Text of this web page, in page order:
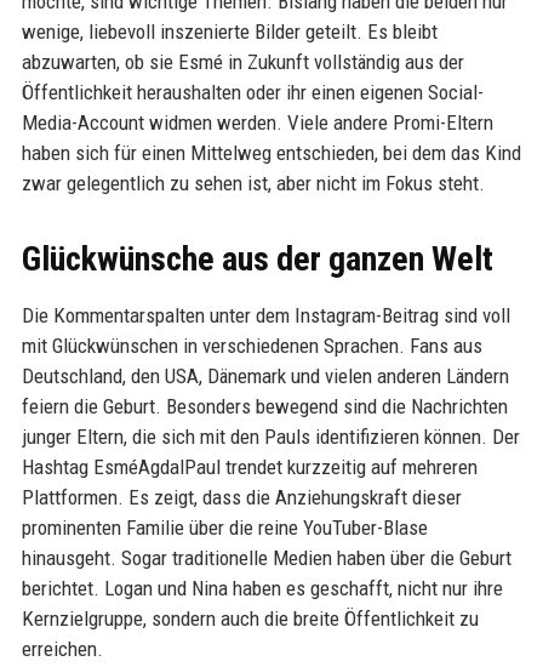
wenige, liebevoll inszenierte Bilder geteilt. Es bleibt
abzuwarten, ob sie Esmé in Zukunft vollständig aus der
Öffentlichkeit heraushalten oder ihr einen eigenen Social-
Media-Account widmen werden. Viele andere Promi-Eltern
haben sich für einen Mittelweg entschieden, bei dem das Kind
zwar gelegentlich zu sehen ist, aber nicht im Fokus steht.
Glückwünsche aus der ganzen Welt
Die Kommentarspalten unter dem Instagram-Beitrag sind voll
mit Glückwünschen in verschiedenen Sprachen. Fans aus
Deutschland, den USA, Dänemark und vielen anderen Ländern
feiern die Geburt. Besonders bewegend sind die Nachrichten
junger Eltern, die sich mit den Pauls identifizieren können. Der
Hashtag EsméAgdalPaul trendet kurzzeitig auf mehreren
Plattformen. Es zeigt, dass die Anziehungskraft dieser
prominenten Familie über die reine YouTuber-Blase
hinausgeht. Sogar traditionelle Medien haben über die Geburt
berichtet. Logan und Nina haben es geschafft, nicht nur ihre
Kernzielgruppe, sondern auch die breite Öffentlichkeit zu
erreichen.